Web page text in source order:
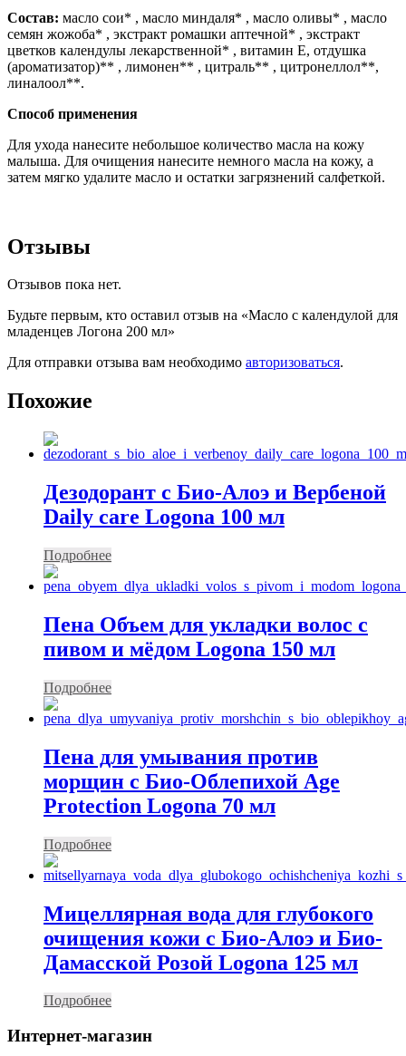
Состав: масло сои* , масло миндаля* , масло оливы* , масло
семян жожоба* , экстракт ромашки аптечной* , экстракт
цветков календулы лекарственной* , витамин Е, отдушка
(ароматизатор)** , лимонен** , цитраль** , цитронеллол**,
линалоол**.
Способ применения
Для ухода нанесите небольшое количество масла на кожу
малыша. Для очищения нанесите немного масла на кожу, а
затем мягко удалите масло и остатки загрязнений салфеткой.
Отзывы
Отзывов пока нет.
Будьте первым, кто оставил отзыв на «Масло с календулой для
младенцев Логона 200 мл»
Для отправки отзыва вам необходимо авторизоваться.
Похожие
Дезодорант с Био-Алоэ и Вербеной
Daily care Logona 100 мл
Подробнее
Пена Объем для укладки волос с
пивом и мёдом Logona 150 мл
Подробнее
Пена для умывания против
морщин с Био-Облепихой Age
Protection Logona 70 мл
Подробнее
Мицеллярная вода для глубокого
очищения кожи с Био-Алоэ и Био-
Дамасской Розой Logona 125 мл
Подробнее
Интернет-магазин